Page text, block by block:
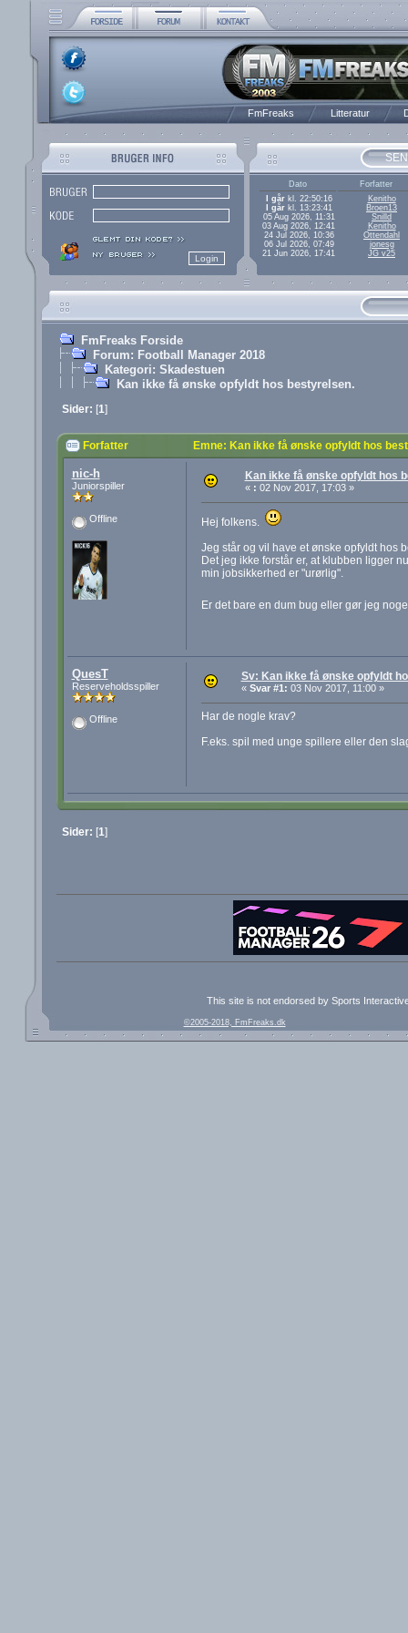
FmFreaks Litteratur
Dato
Forfatter
I gårkl. 22:50:16
Kenitho
I gårkl. 13:23:41
Broen13
05 Aug 2026, 11:31
Snilld
03 Aug 2026, 12:41
Kenitho
24 Jul 2026, 10:36
Ottendahl
06 Jul 2026, 07:49
jonesg
21 Jun 2026, 17:41
JG v25
FmFreaks Forside
Forum: Football Manager 2018
Kategori: Skadestuen
Kan ikke få ønske opfyldt hos bestyrelsen.
Sider: [1]
Forfatter Emne: Kan ikke få ønske opfyldt hos
nic-h
Juniorspiller
Offline
Kan ikke få ønske opfyldt hos
« : 02 Nov 2017, 17:03 »
Hej folkens.
Jeg står og vil have et ønske opfyldt hos
Det jeg ikke forstår er, at klubben ligger
min jobsikkerhed er "urørlig".
Er det bare en dum bug eller gør jeg
QuesT
Reserveholdsspiller
Offline
Sv: Kan ikke få ønske opfyldt
« Svar #1: 03 Nov 2017, 11:00 »
Har de nogle krav?
F.eks. spil med unge spillere eller den
Sider: [1]
This site is not endorsed by Sports
©2005-2018, FmFreaks.dk